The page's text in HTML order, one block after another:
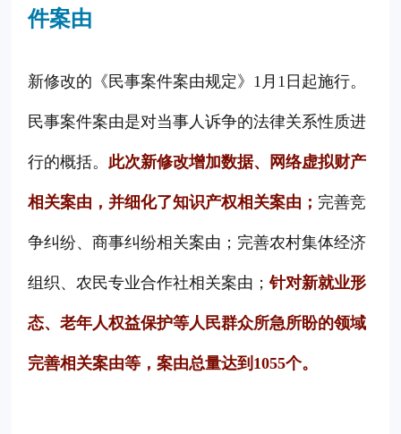
件案由
新修改的《民事案件案由规定》1月1日起施行。
民事案件案由是对当事人诉争的法律关系性质进
行的概括。此次新修改增加数据、网络虚拟财产
相关案由，并细化了知识产权相关案由； 完善竞
争纠纷、商事纠纷相关案由；完善农村集体经济
组织、农民专业合作社相关案由；针对新就业形
态、老年人权益保护等人民群众所急所盼的领域
完善相关案由等，案由总量达到1055个。